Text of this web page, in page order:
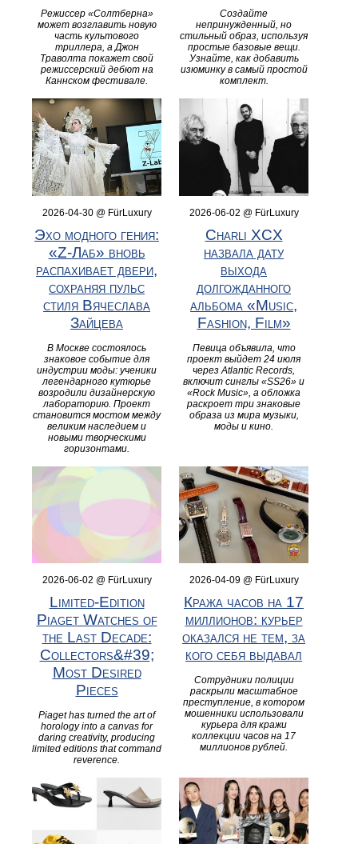
Режиссер «Солтберна»
может возглавить новую
часть культового
триллера, а Джон
Траволта покажет свой
режиссерский дебют на
Каннском фестивале.
Создайте
непринужденный, но
стильный образ, используя
простые базовые вещи.
Узнайте, как добавить
изюминку в самый простой
комплект.
2026-04-30 @ FürLuxury
Эхо модного гения:
«Z-Лаб» вновь
распахивает двери,
сохраняя пульс
стиля Вячеслава
Зайцева
В Москве состоялось
знаковое событие для
индустрии моды: ученики
легендарного кутюрье
возродили дизайнерскую
лабораторию. Проект
становится мостом между
великим наследием и
новыми творческими
горизонтами.
2026-06-02 @ FürLuxury
Charli XCX
назвала дату
выхода
долгожданного
альбома «Music,
Fashion, Film»
Певица объявила, что
проект выйдет 24 июля
через Atlantic Records,
включит синглы «SS26» и
«Rock Music», а обложка
раскроет три знаковые
образа из мира музыки,
моды и кино.
2026-06-02 @ FürLuxury
Limited‑Edition
Piaget Watches of
the Last Decade:
Collectors&#39;
Most Desired
Pieces
Piaget has turned the art of
horology into a canvas for
daring creativity, producing
limited editions that command
reverence.
2026-04-09 @ FürLuxury
Кража часов на 17
миллионов: курьер
оказался не тем, за
кого себя выдавал
Сотрудники полиции
раскрыли масштабное
преступление, в котором
мошенники использовали
курьера для кражи
коллекции часов на 17
миллионов рублей.